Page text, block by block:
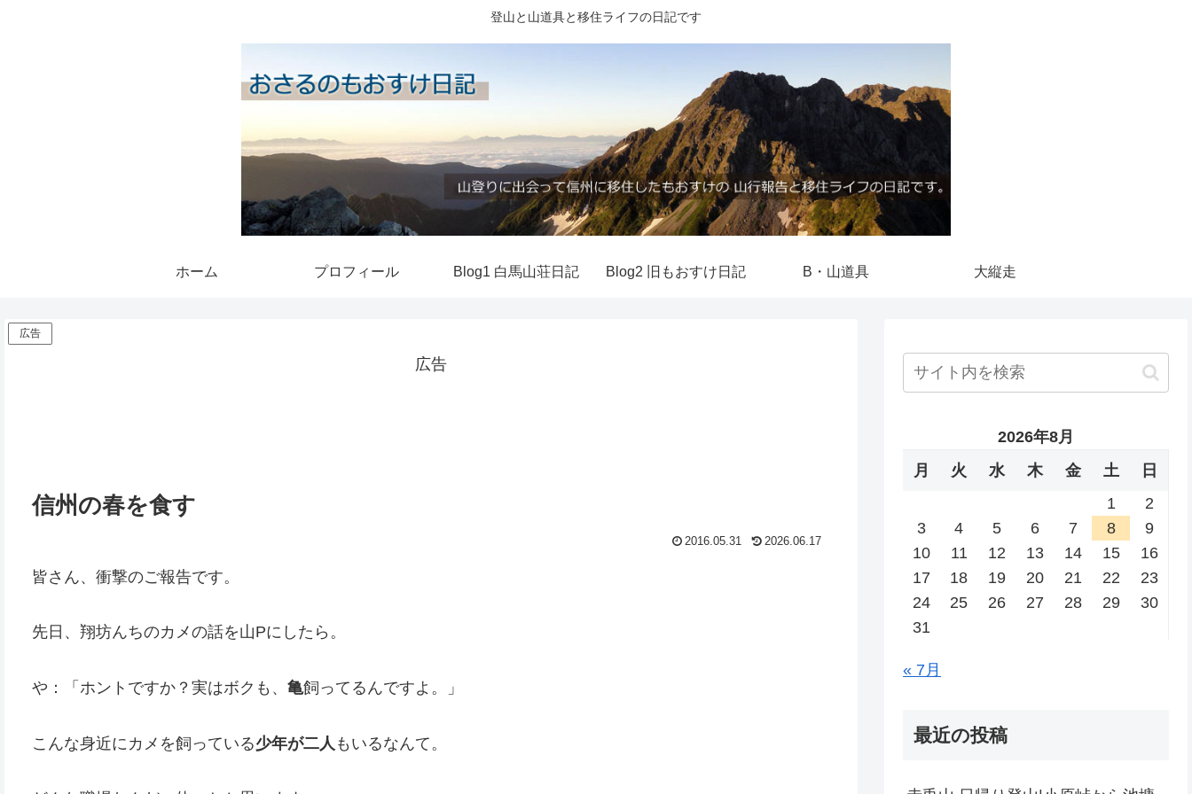
登山と山道具と移住ライフの日記です
ホーム プロフィール Blog1 白馬山荘日記 Blog2 旧もおすけ日記 B・山道具 大縦走
広告
広告
信州の春を食す
2016.05.31 2026.06.17
皆さん、衝撃のご報告です。
先日、翔坊んちのカメの話を山Pにしたら。
や：「ホントですか？実はボクも、 亀飼ってるんですよ。」
こんな身近にカメを飼っている少年が二人 もいるなんて。
2026年8月
月
火 水 木 金 土
日
1
2
3
4 5 6 7 8
9
10
11 12 13 14 15
16
17
18 19 20 21 22
23
24
25 26 27 28 29
30
31
« 7月
最近の投稿